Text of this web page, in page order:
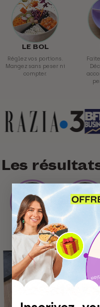
LE BOL
Réglez vos portions.
Mangez sans peser ni
compter.
Les